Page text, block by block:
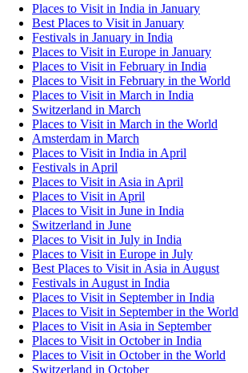
Places to Visit in India in January
Best Places to Visit in January
Festivals in January in India
Places to Visit in Europe in January
Places to Visit in February in India
Places to Visit in February in the World
Places to Visit in March in India
Switzerland in March
Places to Visit in March in the World
Amsterdam in March
Places to Visit in India in April
Festivals in April
Places to Visit in Asia in April
Places to Visit in April
Places to Visit in June in India
Switzerland in June
Places to Visit in July in India
Places to Visit in Europe in July
Best Places to Visit in Asia in August
Festivals in August in India
Places to Visit in September in India
Places to Visit in September in the World
Places to Visit in Asia in September
Places to Visit in October in India
Places to Visit in October in the World
Switzerland in October